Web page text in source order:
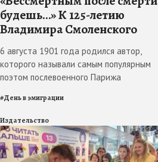
будешь…» К 125-летию
Владимира Смоленского
6 августа 1901 года родился автор,
которого называли самым популярным
поэтом послевоенного Парижа
#День в эмиграции
Издательство